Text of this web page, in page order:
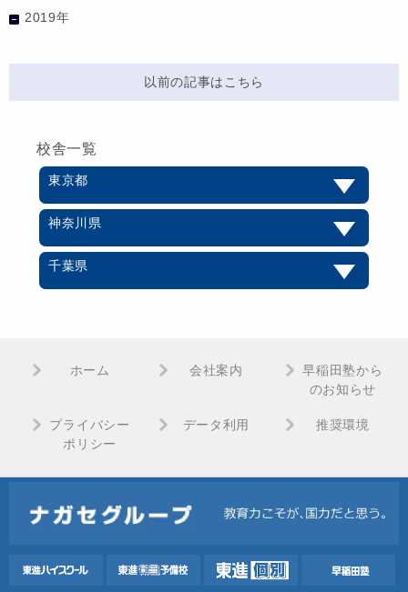
2019年
以前の記事はこちら
校舎一覧
東京都
神奈川県
千葉県
ホーム 会社案内
早稲田塾から
のお知らせ
プライバシー
ポリシー
データ利用 推奨環境